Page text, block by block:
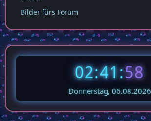
Bilder fürs Forum
02:41:58
Donnerstag, 06.08.2026